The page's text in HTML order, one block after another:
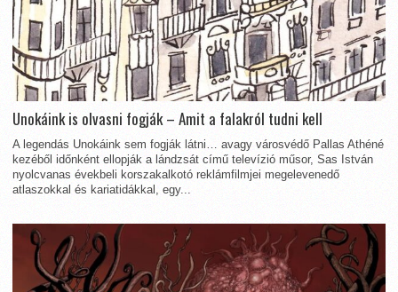
Unokáink is olvasni fogják – Amit a falakról tudni kell
A legendás Unokáink sem fogják látni… avagy városvédő Pallas Athéné
kezéből időnként ellopják a lándzsát című televízió műsor, Sas István
nyolcvanas évekbeli korszakalkotó reklámfilmjei megelevenedő
atlaszokkal és kariatidákkal, egy...